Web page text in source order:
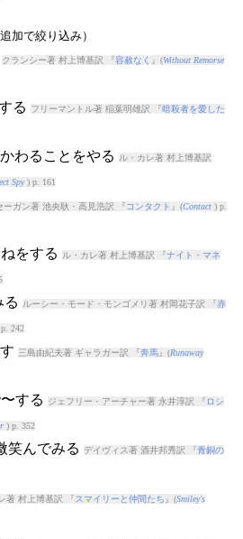
加で絞り込み）
クランシー著 村上博基訳 『容赦なく 』(Without Remorse
る フリーマントル著 稲葉明雄訳 『 暗殺者を愛した
わることをやる ル・カレ著 村上博基訳
Spy) p. 161
ーガン著 池央耿・高見浩訳 『 コンタクト 』(Contact) p.
をする ル・カレ著 村上博基訳 『ナイト・マネ
る ルーシー・モード・モンゴメリ著 村岡花子訳 『赤
242
三島由紀夫著 ギャラガー訳 『奔馬』(Runaway
する ジェフリー・アーチャー著 永井淳訳 『 ロシ
) p. 352
笑んでみる デイヴィス著 酒井邦秀訳 『青銅の
著 村上博基訳 『 スマイリーと仲間たち 』(Smiley's